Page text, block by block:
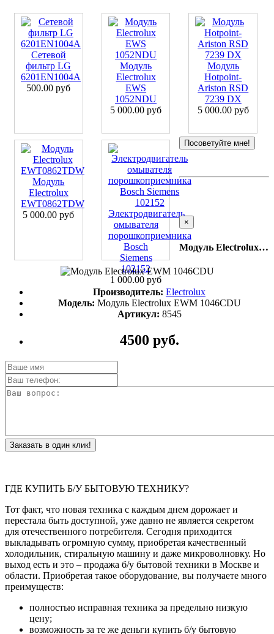
Сетевой
фильтр LG
6201EN1004A
500.00 руб
Модуль
Electrolux
EWS
1052NDU
5 000.00 руб
Модуль
Hotpoint-
Ariston RSD
7239 DX
5 000.00 руб
Модуль
Electrolux
EWT0862TDW
5 000.00 руб
Электродвигатель
омывателя
порошкоприемника
Bosch
Siemens
102152
1 000.00 руб
Посоветуйте мне!
×
Модуль Electrolux EWM 1046CDU
Производитель: Electrolux
Модель: Модуль Electrolux EWM 1046CDU
Артикул: 8545
4500 руб.
Заказать в один клик!
ГДЕ КУПИТЬ Б/У БЫТОВУЮ ТЕХНИКУ?
Тот факт, что новая техника с каждым днем дорожает и
перестала быть доступной, уже давно не является секретом
для отечественного потребителя. Сегодня приходится
выкладывать огромную сумму, приобретая качественный
холодильник, стиральную машину и даже микроволновку. Но
выход есть и это – продажа б/у бытовой техники в Москве и
области. Приобретая такое оборудование, вы получаете много
преимуществ:
полностью исправная техника за предельно низкую
цену;
возможность за те же деньги купить б/у бытовую